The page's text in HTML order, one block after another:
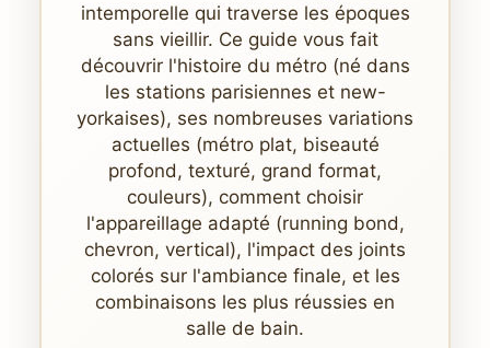
intemporelle qui traverse les époques
sans vieillir. Ce guide vous fait
découvrir l'histoire du métro (né dans
les stations parisiennes et new-
yorkaises), ses nombreuses variations
actuelles (métro plat, biseauté
profond, texturé, grand format,
couleurs), comment choisir
l'appareillage adapté (running bond,
chevron, vertical), l'impact des joints
colorés sur l'ambiance finale, et les
combinaisons les plus réussies en
salle de bain.